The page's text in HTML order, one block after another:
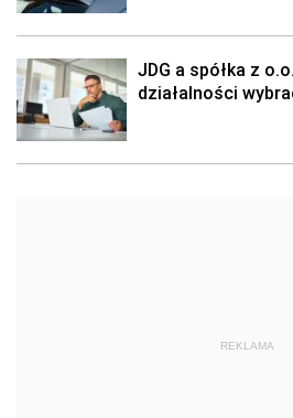
JDG a spółka z
działalności
REKLAMA